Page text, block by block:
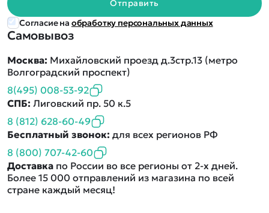
Самовывоз
Москва: Михайловский проезд д.3стр.13 (метро
Волгоградский проспект)
8(495) 008-53-92
СПБ: Лиговский пр. 50 к.5
8 (812) 628-60-49
Бесплатный звонок: для всех регионов РФ
8 (800) 707-42-60
Доставка по России во все регионы от 2-х дней.
Более 15 000 отправлений из магазина по всей
стране каждый месяц!
Отправить
Согласие на обработку персональных данных